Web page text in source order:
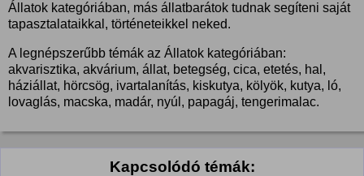
Állatok kategóriában, más állatbarátok tudnak segíteni saját
tapasztalataikkal, történeteikkel neked.
A legnépszerűbb témák az Állatok kategóriában:
akvarisztika, akvárium, állat, betegség, cica, etetés, hal,
háziállat, hörcsög, ivartalanítás, kiskutya, kölyök, kutya, ló,
lovaglás, macska, madár, nyúl, papagáj, tengerimalac.
Kapcsolódó témák: